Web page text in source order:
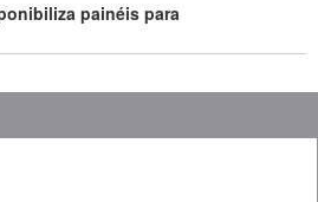
painéis para